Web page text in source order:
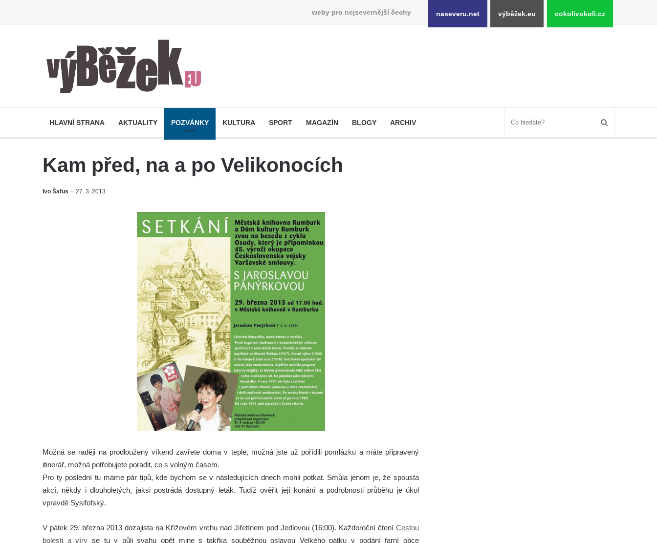
weby pro nejsevernější čechy naseveru.net výběžek.eu cokolivokoli.cz
HLAVNÍ STRANA AKTUALITY POZVÁNKY KULTURA SPORT MAGAZÍN BLOGY ARCHIV
Kam před, na a po Velikonocích
Ivo Šafus 27. 3. 2013
Možná se raději na prodloužený víkend zavřete doma v teple, možná jste už pořídili pomlázku a máte připravený
itinerář, možná potřebujete poradit, co s volným časem.
Pro ty poslední tu máme pár tipů, kde bychom se v následujících dnech mohli potkat. Smůla jenom je, že spousta
akcí, někdy i dlouholetých, jaksi postrádá dostupný leták. Tudíž ověřit její konání a podrobnosti průběhu je úkol
vpravdě Sysifofský.
V pátek 29. března 2013 dozajista na Křížovém vrchu nad Jiřetínem pod Jedlovou (16:00). Každoroční čtení Cestou
bolesti a víry se tu v půli svahu opět mine s takřka souběžnou oslavou Velkého pátku v podání farní obce